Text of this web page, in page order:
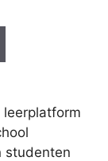
leerplatform
studenten